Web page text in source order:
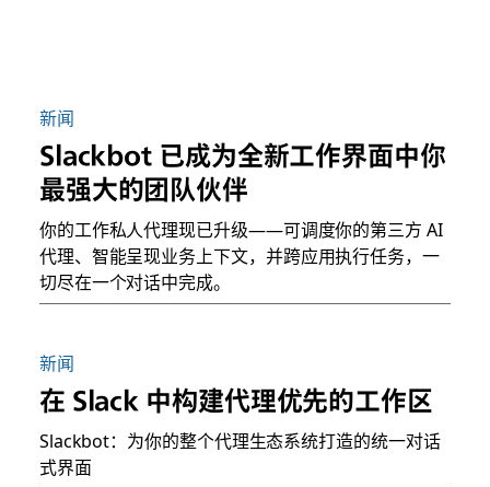
新闻
Slackbot 已成为全新工作界面中你
最强大的团队伙伴
你的工作私人代理现已升级——可调度你的第三方 AI
代理、智能呈现业务上下文，并跨应用执行任务，一
切尽在一个对话中完成。
新闻
在 Slack 中构建代理优先的工作区
Slackbot：为你的整个代理生态系统打造的统一对话
式界面